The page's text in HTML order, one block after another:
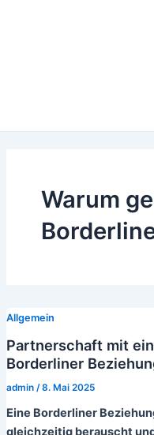
Warum
Allgemein
Partnerschaft mit
Borderliner
admin /8. Mai 2025
Eine Borderliner
gleichzeitig berauscht